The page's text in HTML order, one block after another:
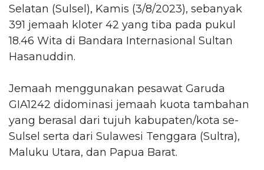
Selatan (Sulsel), Kamis (3/8/2023), sebanyak
391 jemaah kloter 42 yang tiba pada pukul
18.46 Wita di Bandara Internasional Sultan
Hasanuddin.
Jemaah menggunakan pesawat Garuda
GIA1242 didominasi jemaah kuota tambahan
yang berasal dari tujuh kabupaten/kota se-
Sulsel serta dari Sulawesi Tenggara (Sultra),
Maluku Utara, dan Papua Barat.